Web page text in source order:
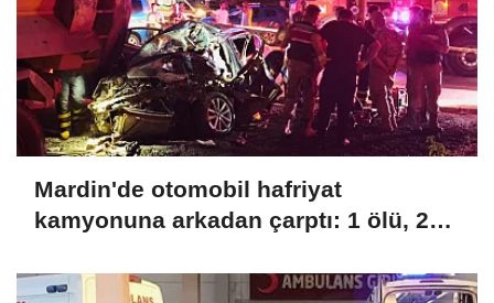
Mardin'de otomobil hafriyat
kamyonuna arkadan çarptı: 1 ölü, 2